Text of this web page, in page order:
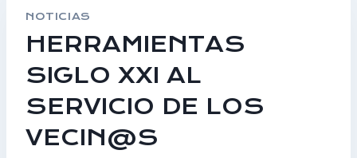
NOTICIAS
HERRAMIENTAS
SIGLO XXI AL
SERVICIO DE LOS
VECIN@S